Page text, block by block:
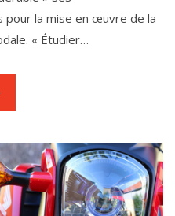
pour la mise en œuvre de la
« Étudier…